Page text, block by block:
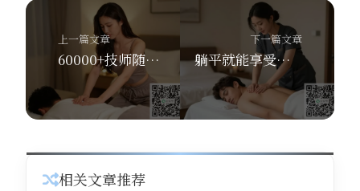
上一篇文章
60000+技师随时待命！舒养到家按摩带你体验深层舒缓，同城上门仅需30分钟
下一篇文章
躺平就能享受专业按摩？舒养到家按摩同城上门，新用户注册送300元！
相关文章推荐